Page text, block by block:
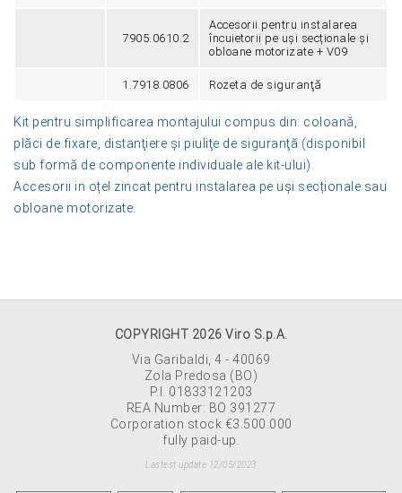
7905.0610.2
Accesorii pentru instalarea
încuietorii pe uși secționale și
obloane motorizate + V09
1.7918.0806 Rozeta de siguranţă
Kit pentru simplificarea montajului compus din: coloană,
plăci de fixare, distanţiere şi piuliţe de siguranţă (disponibil
sub formă de componente individuale ale kit-ului).
Accesorii in oțel zincat pentru instalarea pe uși secționale sau
obloane motorizate.
COPYRIGHT 2026 Viro S.p.A.
Via Garibaldi, 4 - 40069
Zola Predosa (BO)
P.I. 01833121203
REA Number: BO 391277
Corporation stock €3.500.000
fully paid-up.
Lastest update 12/05/2023